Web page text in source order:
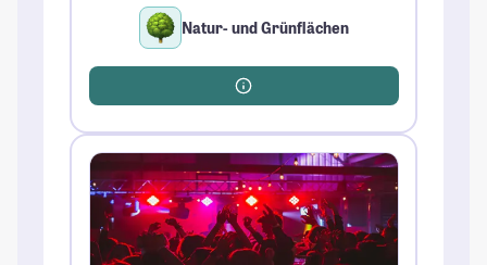
Natur- und Grünflächen